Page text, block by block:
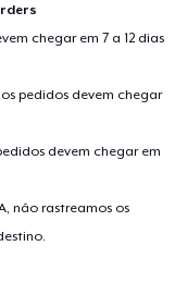
chegar em 7 a 12 dias
pedidos devem chegar
devem chegar em
não rastreamos os